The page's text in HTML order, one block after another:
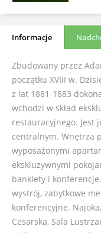
Informacje
Zbudowany przez
początku XVIII w.
z lat 1881-1883
wchodzi w skład
restauracyjnego. Jest
centralnym. Wnętrza
wyposażonymi
ekskluzywnymi
bankiety i
wystrój, zabytkowe
konferencyjne.
Cesarska, Sala